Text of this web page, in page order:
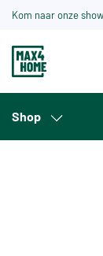
Kom naar onze
Shop